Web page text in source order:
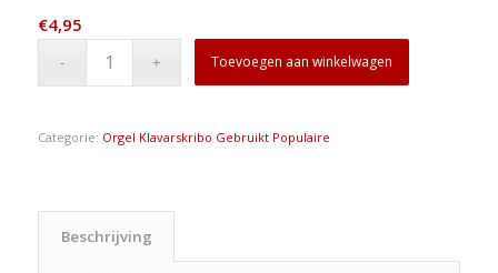
€4,95
Toevoegen aan winkelwagen
Categorie: Orgel Klavarskribo Gebruikt Populaire
Beschrijving